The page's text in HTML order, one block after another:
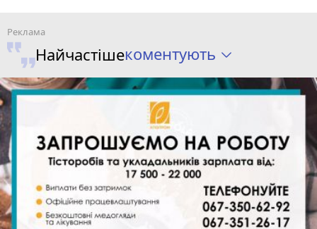
Найчастішекоментують